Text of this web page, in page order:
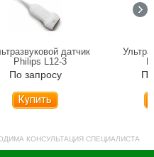
датчик
Philips L12-3
По запросу
Купить
КОНСУЛЬТАЦИЯ СПЕЦИАЛИСТА